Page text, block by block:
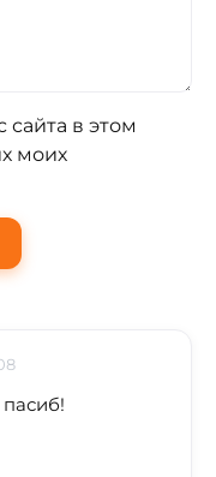
в этом
моих